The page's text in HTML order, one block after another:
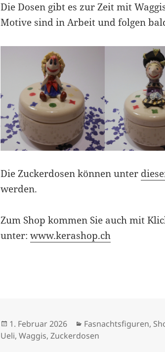
Die Dosen gibt es zur Zeit mit
Motive sind in Arbeit und folgen
Die Zuckerdosen können unter
werden.
Zum Shop kommen Sie auch mit
unter:www.kerashop.ch
Veröffentlicht
am
1. Februar 2026 Kategorien
Fasnachtsfiguren,
Ueli,Waggis,Zuckerdosen